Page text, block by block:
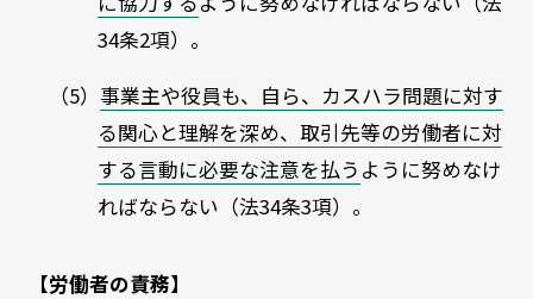
34条2項）。
（5） 事業主や役員も、自ら、カスハラ問題に対す
る関心と理解を深め、取引先等の労働者に対
する言動に必要な注意を払う ように努めなけ
ればならない（法34条3項）。
【労働者の責務】